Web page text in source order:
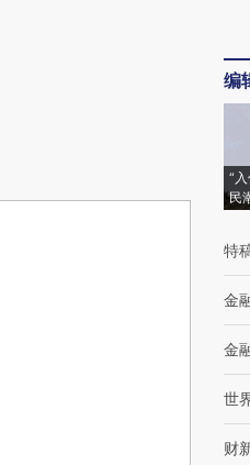
编
“
民
特
金
金
世
财